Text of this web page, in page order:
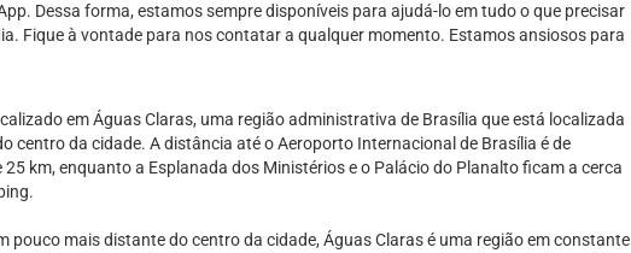
Dessa forma, estamos sempre disponíveis para ajudá-lo em tudo o que precisar
Fique à vontade para nos contatar a qualquer momento. Estamos ansiosos para
em Águas Claras, uma região administrativa de Brasília que está localizada
centro da cidade. A distância até o Aeroporto Internacional de Brasília é de
km, enquanto a Esplanada dos Ministérios e o Palácio do Planalto ficam a cerca
pouco mais distante do centro da cidade, Águas Claras é uma região em constante